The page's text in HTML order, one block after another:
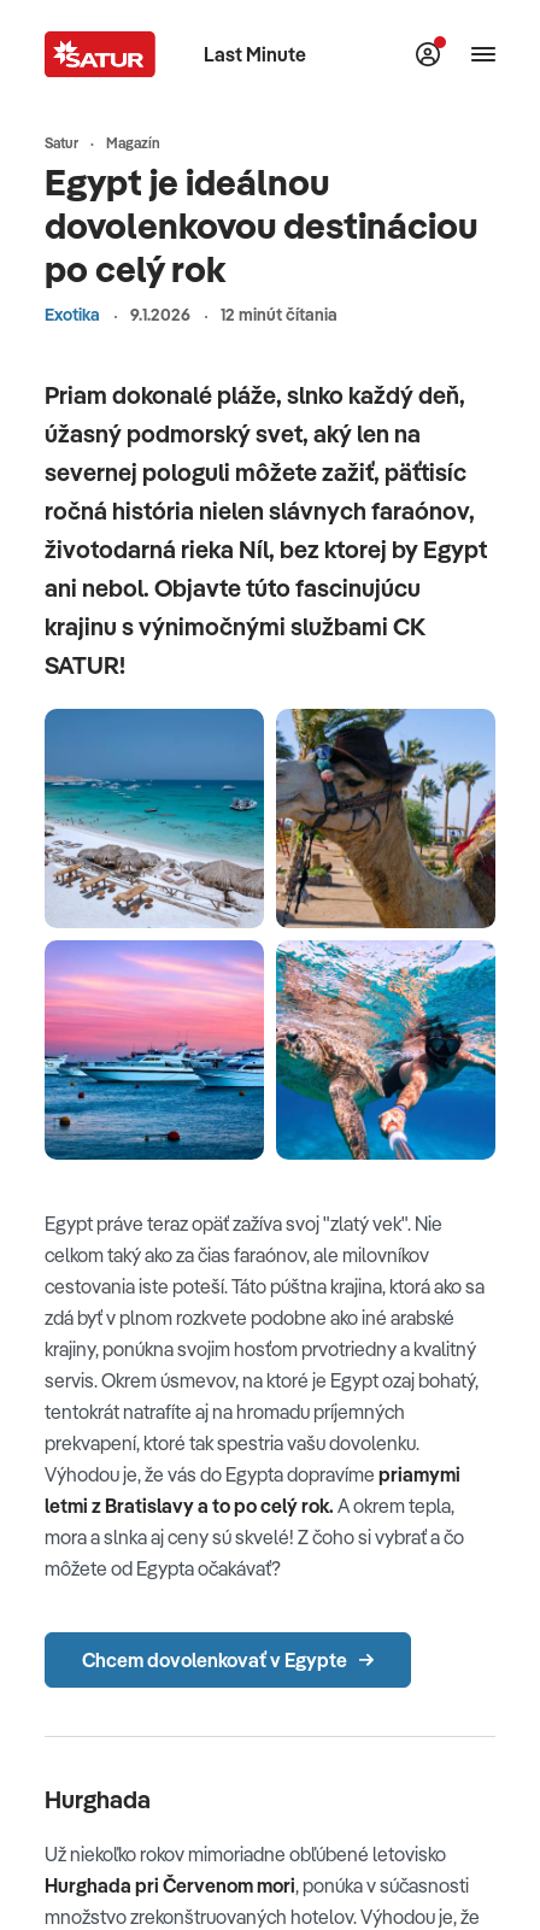
Last Minute
Satur Magazín
Egypt je ideálnou
dovolenkovou destináciou
po celý rok
Exotika 9.1.2026 12 minút čítania
Priam dokonalé pláže, slnko každý deň,
úžasný podmorský svet, aký len na
severnej pologuli môžete zažiť, päťtisíc
ročná história nielen slávnych faraónov,
životodarná rieka Níl, bez ktorej by Egypt
ani nebol. Objavte túto fascinujúcu
krajinu s výnimočnými službami CK
SATUR!
Egypt práve teraz opäť zažíva svoj "zlatý vek". Nie
celkom taký ako za čias faraónov, ale milovníkov
cestovania iste poteší. Táto púštna krajina, ktorá ako sa
zdá byť v plnom rozkvete podobne ako iné arabské
krajiny, ponúkna svojim hosťom prvotriedny a kvalitný
servis. Okrem úsmevov, na ktoré je Egypt ozaj bohatý,
tentokrát natrafíte aj na hromadu príjemných
prekvapení, ktoré tak spestria vašu dovolenku.
Výhodou je, že vás do Egypta dopravíme priamymi
letmi z Bratislavy a to po celý rok. A okrem tepla,
mora a slnka aj ceny sú skvelé! Z čoho si vybrať a čo
môžete od Egypta očakávať?
Chcem dovolenkovať v Egypte
Hurghada
Už niekoľko rokov mimoriadne obľúbené letovisko
Hurghada pri Červenom mori, ponúka v súčasnosti
množstvo zrekonštruovaných hotelov. Výhodou je, že